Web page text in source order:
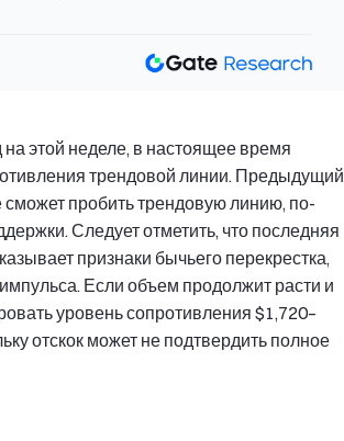
этой неделе, в настоящее время
трендовой линии. Предыдущий
пробить трендовую линию, по-
Следует отметить, что последняя
признаки бычьего перекрестка,
Если объем продолжит расти и
уровень сопротивления $1,720–
отскок может не подтвердить полное